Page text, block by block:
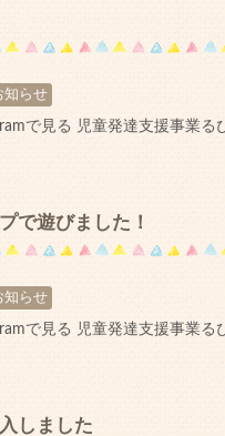
知らせ
で見る 児童発達支援事業る
で遊びました！
知らせ
で見る 児童発達支援事業る
しました